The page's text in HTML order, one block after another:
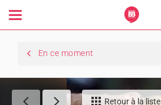
Toggle
navigation
En ce moment
Retour à la liste